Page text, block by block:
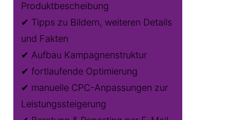
Produktbescheibung
✔ Tipps zu Bildern, weiteren Details
und Fakten
✔ Aufbau Kampagnenstruktur
✔ fortlaufende Optimierung
✔ manuelle CPC-Anpassungen zur
Leistungssteigerung